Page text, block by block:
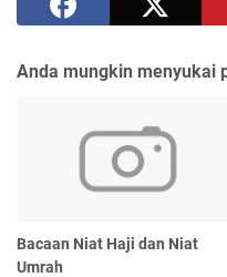
Anda mungkin menyukai
Bacaan Niat Haji dan Niat
Umrah